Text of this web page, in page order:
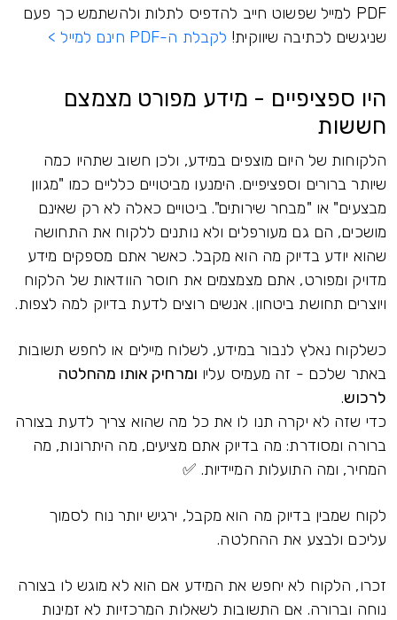
PDF למייל שפשוט חייב להדפיס לתלות ולהשתמש כך פעם
שניגשים לכתיבה שיווקית! לקבלת ה-PDF חינם למייל >
היו ספציפיים - מידע מפורט מצמצם
חששות
הלקוחות של היום מוצפים במידע, ולכן חשוב שתהיו כמה
שיותר ברורים וספציפיים. הימנעו מביטויים כלליים כמו "מגוון
מבצעים" או "מבחר שירותים". ביטויים כאלה לא רק שאינם
מושכים, הם גם מעורפלים ולא נותנים ללקוח את התחושה
שהוא יודע בדיוק מה הוא מקבל. כאשר אתם מספקים מידע
מדויק ומפורט, אתם מצמצמים את חוסר הוודאות של הלקוח
ויוצרים תחושת ביטחון. אנשים רוצים לדעת בדיוק למה לצפות.
כשלקוח נאלץ לנבור במידע, לשלוח מיילים או לחפש תשובות
באתר שלכם - זה מעמיס עליו ומרחיק אותו מהחלטה
לרכוש.
כדי שזה לא יקרה תנו לו את כל מה שהוא צריך לדעת בצורה
ברורה ומסודרת: מה בדיוק אתם מציעים, מה היתרונות, מה
המחיר, ומה התועלות המיידיות. ✅
לקוח שמבין בדיוק מה הוא מקבל, ירגיש יותר נוח לסמוך
עליכם ולבצע את ההחלטה.
זכרו, הלקוח לא יחפש את המידע אם הוא לא מוגש לו בצורה
נוחה וברורה. אם התשובות לשאלות המרכזיות לא זמינות